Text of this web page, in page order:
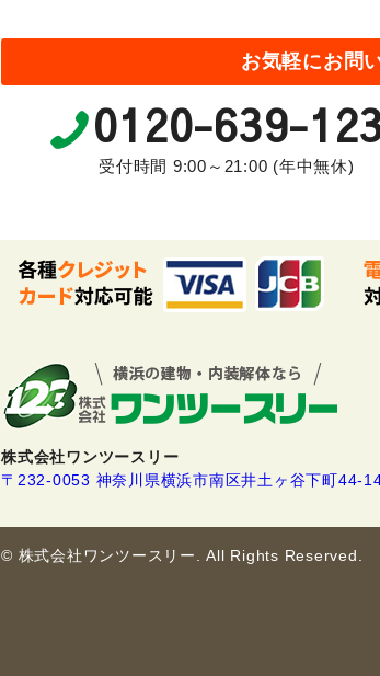
お気軽にお問
0120-639-
受付時間 9:00～21:00 (年中無休)
株式会社ワンツースリー
〒232-0053 神奈川県横浜市南区井土ヶ谷下町
© 株式会社ワンツースリー. All Rights Reserved.